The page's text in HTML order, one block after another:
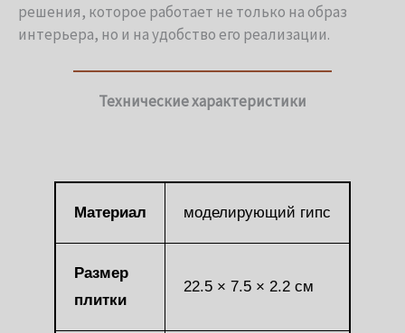
решения, которое работает не только на образ
интерьера, но и на удобство его реализации.
Технические характеристики
Материал моделирующий гипс
Размер
плитки
22.5 × 7.5 × 2.2 см